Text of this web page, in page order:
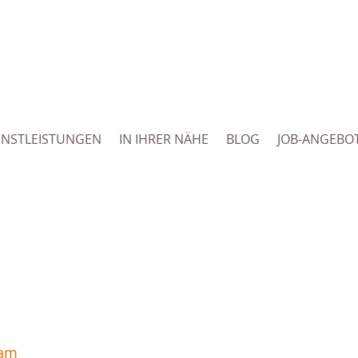
IN IHRER NÄHE BLOG JOB-